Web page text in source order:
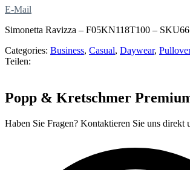
E-Mail
Simonetta Ravizza – F05KN118T100 –
Categories: Business, Casual, Daywear,
Teilen:
Popp & Kretschmer
Haben Sie Fragen? Kontaktieren Sie uns direkt